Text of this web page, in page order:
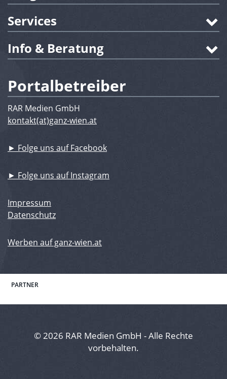
Services
Info & Beratung
Portalbetreiber
RAR Medien GmbH
kontakt(at)ganz-wien.at
► Folge uns auf Facebook
► Folge uns auf Instagram
Impressum
Datenschutz
Werben auf ganz-wien.at
PARTNER
© 2026 RAR Medien GmbH - Alle Rechte
vorbehalten.